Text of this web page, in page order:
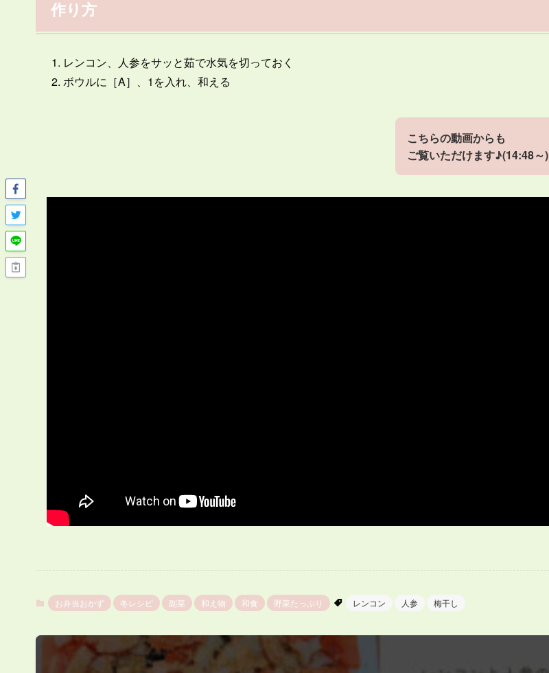
作り方
レンコン、人参をサッと茹で水気を切っておく
ボウルに［A］、1を入れ、和える
こちらの動画からも
ご覧いただけます♪(14:48～)
お弁当おかず 冬レシピ 副菜 和え物 和食 野菜たっぷり レンコン 人参 梅干し